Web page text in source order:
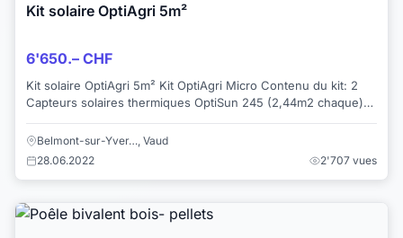
Kit solaire OptiAgri 5m²
6'650.– CHF
Kit solaire OptiAgri 5m² Kit OptiAgri Micro Contenu du kit: 2
Capteurs solaires thermiques OptiSun 245 (2,44m2 chaque)
5m² Un set de support...
Belmont-sur-Yver…, Vaud
28.06.2022
2'707 vues